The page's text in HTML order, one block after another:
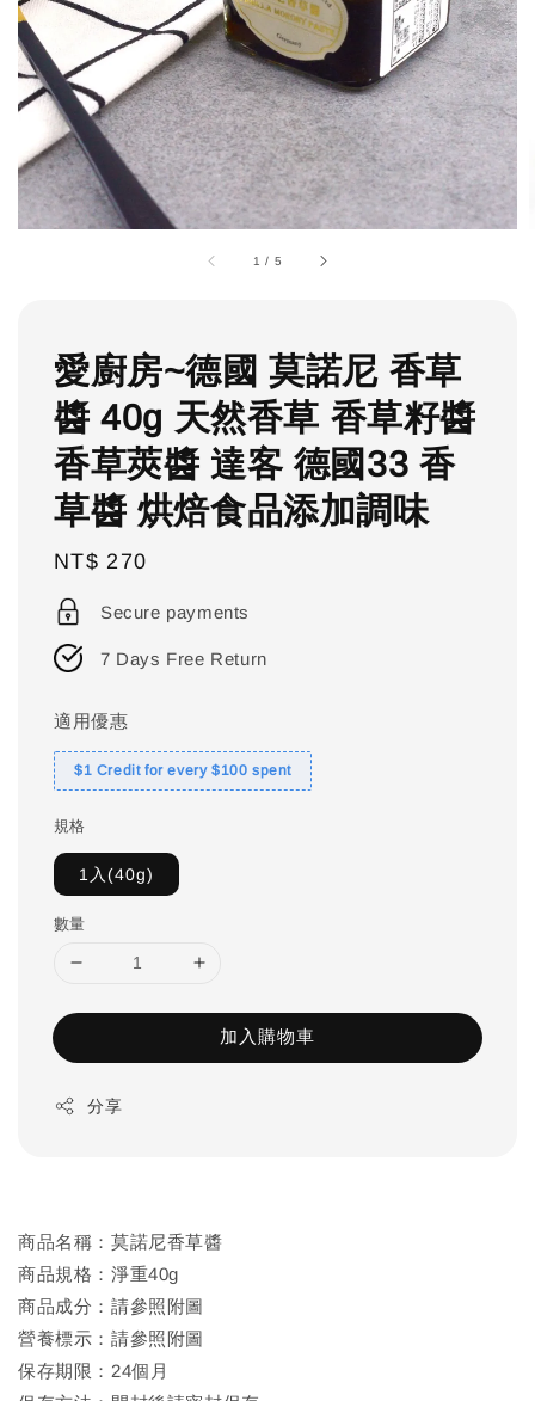
1 / 5
愛廚房~德國 莫諾尼 香草
醬 40g 天然香草 香草籽醬
香草莢醬 達客 德國33 香
草醬 烘焙食品添加調味
Regular
price
NT$ 270
Secure payments
7 Days Free Return
適用優惠
$1 Credit for every $100 spent
規格
1入(40g)
數量
加入購物車
分享
商品名稱：莫諾尼香草醬
商品規格：淨重40g
商品成分：請參照附圖
營養標示：請參照附圖
保存期限：24個月